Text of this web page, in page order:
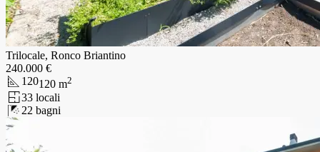
Trilocale, Ronco Briantino
240.000 €
120120 m2
33 locali
22 bagni